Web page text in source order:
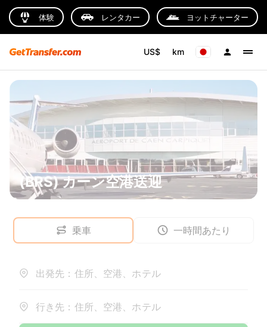
体験 レンタカー ヨットチャーター
US$ km
(BRS) カーン空港送迎
乗車 一時間あたり
出発先：住所、空港、ホテル
行き先：住所、空港、ホテル